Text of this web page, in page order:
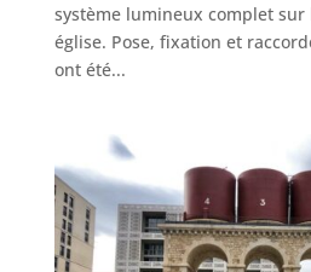
système lumineux complet sur
église. Pose, fixation et
ont été...